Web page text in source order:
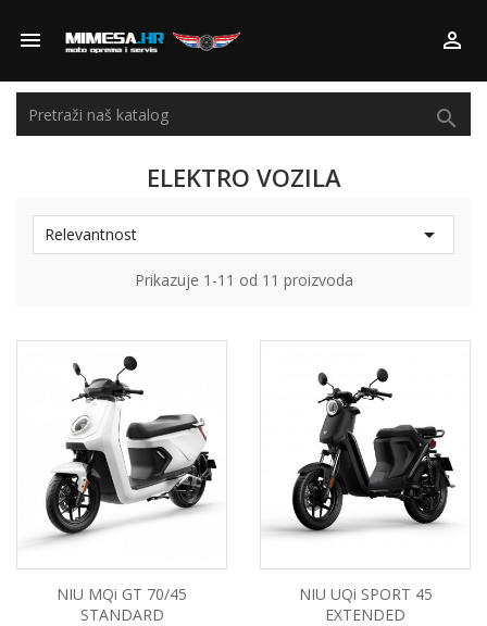
 

ELEKTRO VOZILA
Relevantnost 
Prikazuje 1-11 od 11 proizvoda
NIU MQi GT 70/45
STANDARD
NIU UQi SPORT 45
EXTENDED